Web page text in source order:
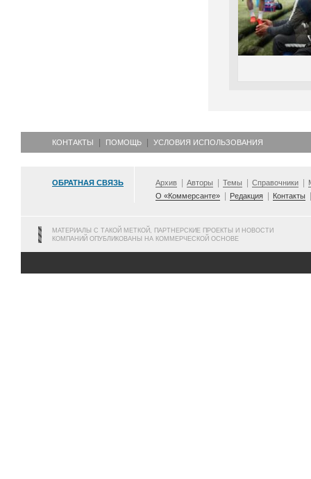
КОНТАКТЫ ПОМОЩЬ УСЛОВИЯ ИСПОЛЬЗОВАНИЯ
ОБРАТНАЯ СВЯЗЬ Архив Авторы Темы Справочники
О «Коммерсанте»
Редакция Контакты
МАТЕРИАЛЫ С ТАКОЙ МЕТКОЙ, ПАРТНЕРСКИЕ ПРОЕКТЫ И НОВОСТИ
КОМПАНИЙ ОПУБЛИКОВАНЫ НА КОММЕРЧЕСКОЙ ОСНОВЕ